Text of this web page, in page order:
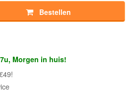
Bestellen
Morgen in huis!